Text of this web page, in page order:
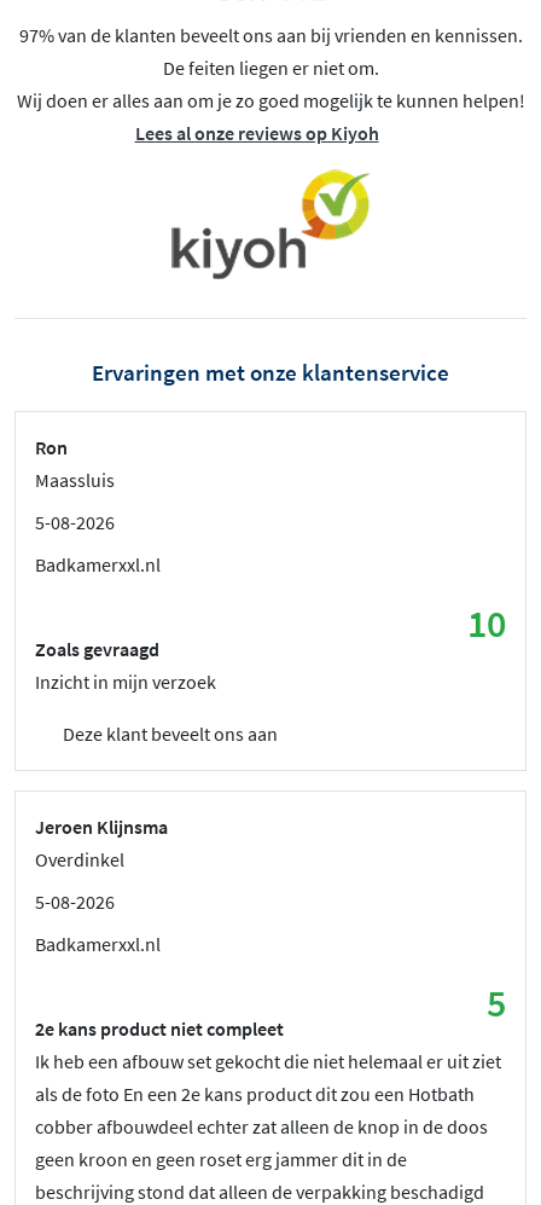
97% van de klanten beveelt ons aan bij vrienden en kennissen.
De feiten liegen er niet om.
Wij doen er alles aan om je zo goed mogelijk te kunnen helpen!
Lees al onze reviews op Kiyoh
Ervaringen met onze klantenservice
Ron
Maassluis
5-08-2026
Badkamerxxl.nl
10
Zoals gevraagd
Inzicht in mijn verzoek
Deze klant beveelt ons aan
Jeroen Klijnsma
Overdinkel
5-08-2026
Badkamerxxl.nl
5
2e kans product niet compleet
Ik heb een afbouw set gekocht die niet helemaal er uit ziet
als de foto En een 2e kans product dit zou een Hotbath
cobber afbouwdeel echter zat alleen de knop in de doos
geen kroon en geen roset erg jammer dit in de
beschrijving stond dat alleen de verpakking beschadigd